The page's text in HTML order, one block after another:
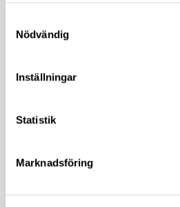
Nödvändig
Inställningar
Statistik
Marknadsföring
med säker och effektiv …
Utlysningar:
med fokus på